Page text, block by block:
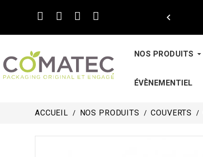

NOS PRODUITS
ÉVÈNEMENTIEL
ACCUEIL NOS PRODUITS COUVERTS